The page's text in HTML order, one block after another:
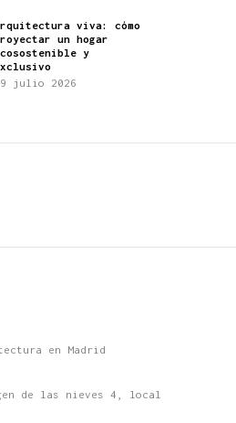
viva: cómo
un hogar
y
julio 2026
en Madrid
de las nieves 4, local